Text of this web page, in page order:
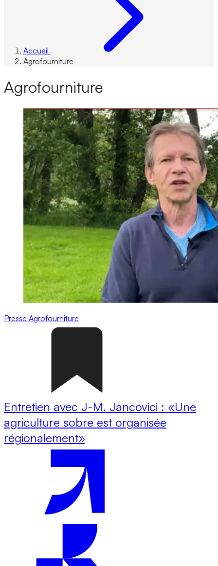
Accueil
Agrofourniture
Agrofourniture
Presse Agrofourniture
Entretien avec J-M. Jancovici : «Une
agriculture sobre est organisée
régionalement»